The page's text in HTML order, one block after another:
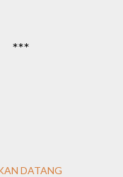
***
DATANG